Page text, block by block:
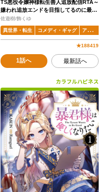
TS悪役令嬢神様転生善人追放配信RTA～
嫌われ追放エンドを目指してるのに最強
無双ロードから降りられない～
佐遊樹/飾くゆ
異世界・転生 コメディ・ギャグ アクション・バトル
★188419
1話へ 最新話へ
カラフルハピネス